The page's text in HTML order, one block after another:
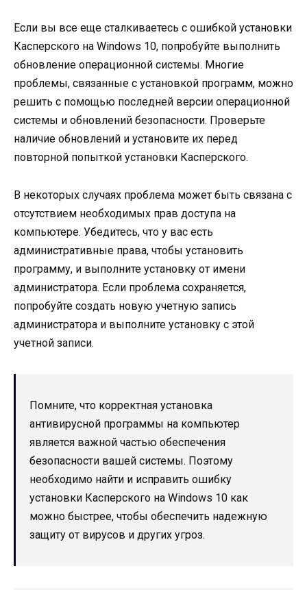
Если вы все еще сталкиваетесь с ошибкой установки
Касперского на Windows 10, попробуйте выполнить
обновление операционной системы. Многие
проблемы, связанные с установкой программ, можно
решить с помощью последней версии операционной
системы и обновлений безопасности. Проверьте
наличие обновлений и установите их перед
повторной попыткой установки Касперского.
В некоторых случаях проблема может быть связана с
отсутствием необходимых прав доступа на
компьютере. Убедитесь, что у вас есть
административные права, чтобы установить
программу, и выполните установку от имени
администратора. Если проблема сохраняется,
попробуйте создать новую учетную запись
администратора и выполните установку с этой
учетной записи.
Помните, что корректная установка
антивирусной программы на компьютер
является важной частью обеспечения
безопасности вашей системы. Поэтому
необходимо найти и исправить ошибку
установки Касперского на Windows 10 как
можно быстрее, чтобы обеспечить надежную
защиту от вирусов и других угроз.